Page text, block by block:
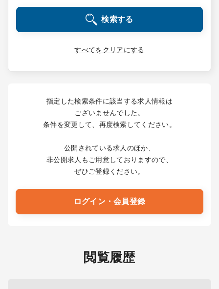
成功事例
転職ノウハウ
受付時間 9:00 ～ 18:00（平日）
クリニック開業
検索する
すべてをクリアにする
指定した検索条件に該当する求人情報は
ございませんでした。
条件を変更して、再度検索してください。
公開されている求人のほか、
非公開求人もご用意しておりますので、
ぜひご登録ください。
ログイン・会員登録
閲覧履歴